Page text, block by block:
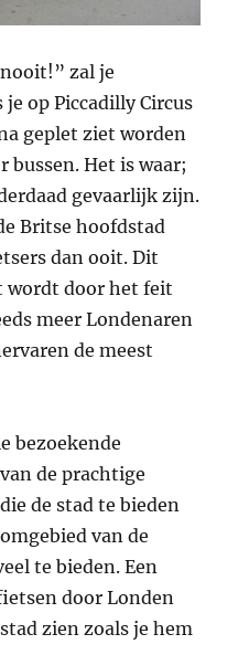
zal je
op Piccadilly Circus
geplet ziet worden
bussen. Het is waar;
gevaarlijk zijn.
Britse hoofdstad
dan ooit. Dit
wordt door het feit
meer Londenaren
de meest
bezoekende
de prachtige
de stad te bieden
van de
te bieden. Een
door Londen
zien zoals je hem